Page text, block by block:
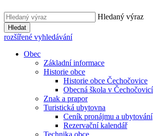
Hledaný výraz
Hledat
rozšířené vyhledávání
Obec
Základní informace
Historie obce
Historie obce Čechočovice
Obecná škola v
Znak a prapor
Turistická ubytovna
Ceník pronájmu a ubytování
Rezervační kalendář
Technika obce